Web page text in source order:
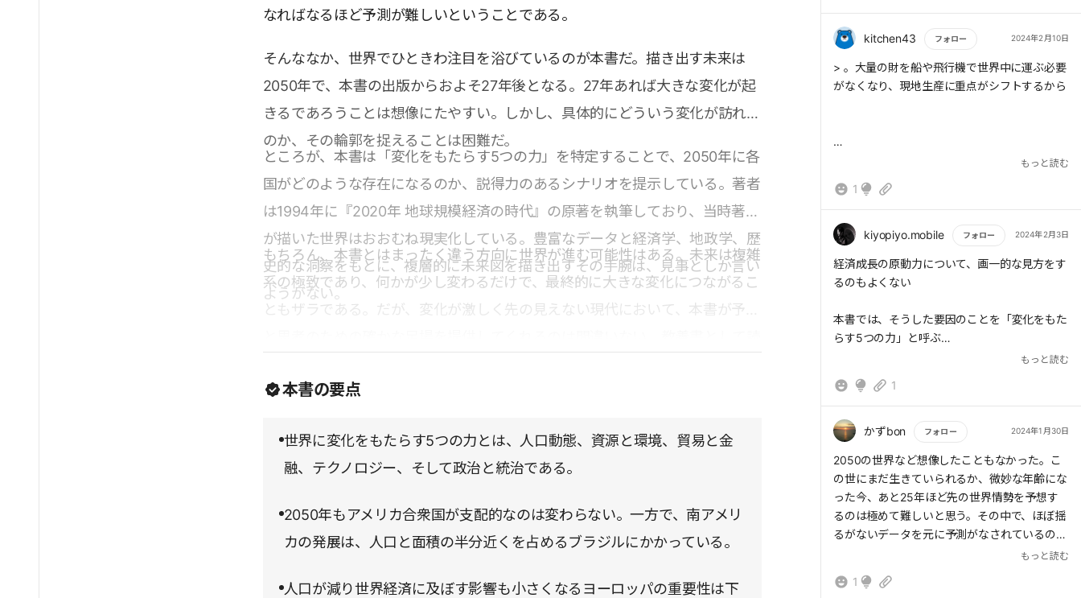
なればなるほど予測が難しいということである。
そんななか、世界でひときわ注目を浴びているのが本書だ。描き出す未来は
2050年で、本書の出版からおよそ27年後となる。27年あれば大きな変化が起
きるであろうことは想像にたやすい。しかし、具体的にどういう変化が訪れる
のか、その輪郭を捉えることは困難だ。
ところが、本書は「変化をもたらす5つの力」を特定することで、2050年に各
国がどのような存在になるのか、説得力のあるシナリオを提示している。著者
は1994年に『2020年 地球規模経済の時代』の原著を執筆しており、当時著者
が描いた世界はおおむね現実化している。豊富なデータと経済学、地政学、歴
史的な洞察をもとに、複層的に未来図を描き出すその手腕は、見事としか言い
ようがない。
もちろん、本書とはまったく違う方向に世界が進む可能性はある。未来は複雑
系の極致であり、何かが少し変わるだけで、最終的に大きな変化につながるこ
ともザラである。だが、変化が激しく先の見えない現代において、本書が予測
用な一冊である。
本書の要点
世界に変化をもたらす5つの力とは、人口動態、資源と環境、貿易と金
融、テクノロジー、そして政治と統治である。
2050年もアメリカ合衆国が支配的なのは変わらない。一方で、南アメリ
カの発展は、人口と面積の半分近くを占めるブラジルにかかっている。
人口が減り世界経済に及ぼす影響も小さくなるヨーロッパの重要性は下
kitchen43 フォロー 2024年2月10日
もっと読む
> 。大量の財を船や飛行機で世界中に運ぶ必要
がなくなり、現地生産に重点がシフトするから
> 国のインフラ改善、環境問題、教育の問題、
もっと読む
1
kiyopiyo.mobile フォロー 2024年2月3日
もっと読む
経済成長の原動力について、画一的な見方をす
るのもよくない
本書では、そうした要因のことを「変化をもた
らす5つの力」と呼ぶ
5つの力とは、人口動態、資源と環境、貿易と
・世界人口の約3分の2が中間層と富裕層にな
・アメリカの先行きは明るい
・アングロ圏が台頭する
・中国が攻撃から協調に転じる
・EUは中核国と周辺国に分かれる
・インド亜大陸の勢力が強まり、世界の未来を
・アフリカの重要性が高まり、若い人材の宝庫
もっと読む
1
かずbon フォロー 2024年1月30日
もっと読む
2050の世界など想像したこともなかった。こ
の世にまだ生きていられるか、微妙な年齢にな
った今、あと25年ほど先の世界情勢を予想す
るのは極めて難しいと思う。その中で、ほぼ揺
るがないデータを元に予測がなされているのだ
と思う。日本は人口減少と高齢化に拍車がかか
ことが前提である。東南海地震や東海や関東直
もっと読む
1